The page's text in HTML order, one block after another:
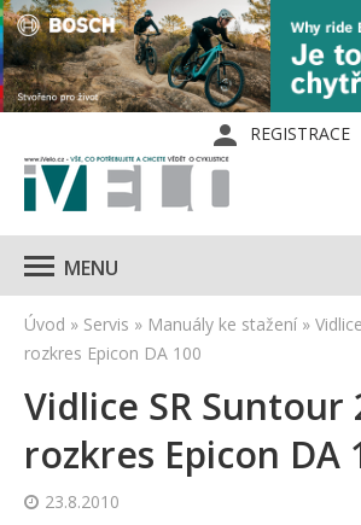
REGISTRACE
MENU
Úvod » Servis » Manuály ke stažení »
rozkres Epicon DA 100
Vidlice SR Suntour
rozkres Epicon DA
23.8.2010